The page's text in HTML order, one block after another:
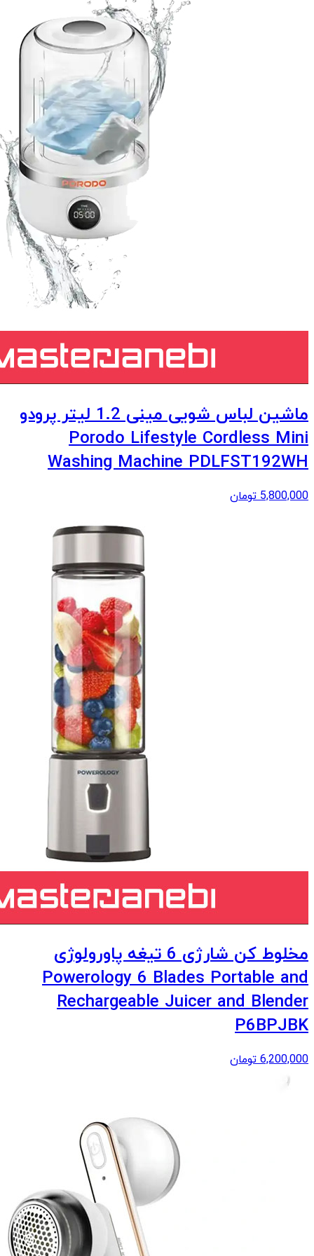
ماشین لباس شویی مینی 1.2 لیتر پرودو
Porodo Lifestyle Cordless Mini
Washing Machine PDLFST192WH
5,800,000 تومان
مخلوط کن شارژی 6 تیغه پاورولوژی
Powerology 6 Blades Portable and
Rechargeable Juicer and Blender
P6BPJBK
6,200,000 تومان